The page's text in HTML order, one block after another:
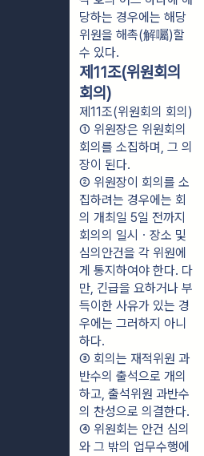
당하는 경우에는 해당
위원을 해촉(解囑)할
수 있다.
제11조(위원회의
회의)
제11조(위원회의 회의)
① 위원장은 위원회의
회의를 소집하며, 그 의
장이 된다.
② 위원장이 회의를 소
집하려는 경우에는 회
의 개최일 5일 전까지
회의의 일시ㆍ장소 및
심의안건을 각 위원에
게 통지하여야 한다. 다
만, 긴급을 요하거나 부
득이한 사유가 있는 경
우에는 그러하지 아니
하다.
③ 회의는 재적위원 과
반수의 출석으로 개의
하고, 출석위원 과반수
의 찬성으로 의결한다.
④ 위원회는 안건 심의
와 그 밖의 업무수행에